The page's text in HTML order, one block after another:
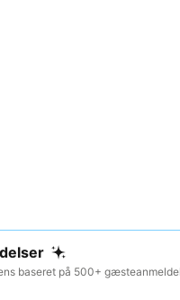
baseret på 500+